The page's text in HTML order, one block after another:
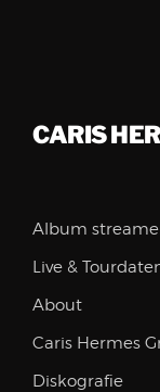
CARIS
Album
Live &
About
Caris Hermes
Diskografie